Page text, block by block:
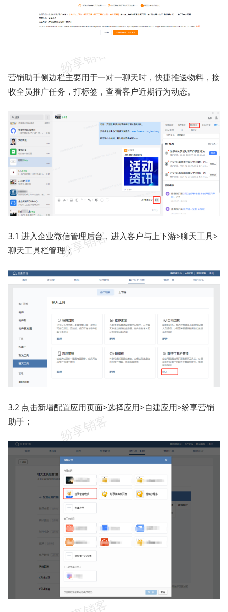
营销助手侧边栏主要用于一对一聊天时，快捷推送物料，接
收全员推广任务，打标签，查看客户近期行为动态。
3.1 进入企业微信管理后台，进入客户与上下游>聊天工具>
聊天工具栏管理；
3.2 点击新增配置应用页面>选择应用>自建应用>纷享营销
助手；